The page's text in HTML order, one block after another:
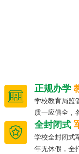
正规办学
学校教育局监
质一应俱全，
全封闭式
学校全封闭式
年无休假，全